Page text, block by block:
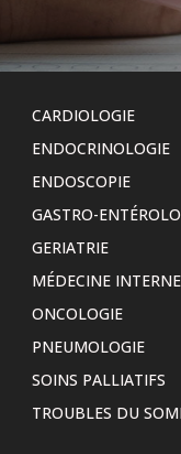
CARDIOLOGIE
ENDOCRINOLOGIE
ENDOSCOPIE
GASTRO-
GERIATRIE
MÉDECINE
ONCOLOGIE
PNEUMOLOGIE
SOINS PALLIATIFS
TROUBLES DU